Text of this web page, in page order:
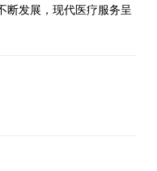
断发展，现代医疗服务呈